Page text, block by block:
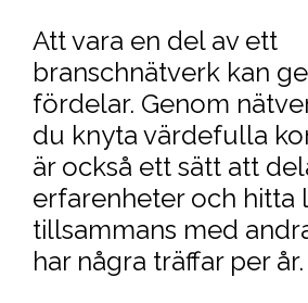
Att vara en del av ett
branschnätverk kan
fördelar. Genom
du knyta värdefulla
är också ett sätt att
erfarenheter och hitta
tillsammans med
har några träffar per år.